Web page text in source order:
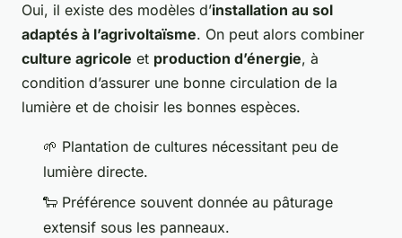
Oui, il existe des modèles d’installation au sol
adaptés à l’agrivoltaïsme. On peut alors combiner
culture agricole et production d’énergie, à
condition d’assurer une bonne circulation de la
lumière et de choisir les bonnes espèces.
🌱 Plantation de cultures nécessitant peu de
lumière directe.
🐑 Préférence souvent donnée au pâturage
extensif sous les panneaux.